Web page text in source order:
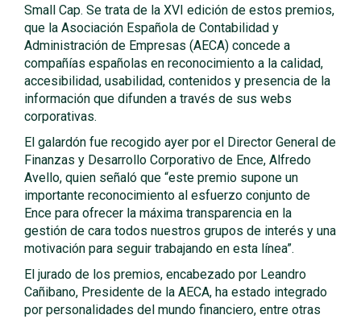
Small Cap. Se trata de la XVI edición de estos premios,
que la Asociación Española de Contabilidad y
Administración de Empresas (AECA) concede a
compañías españolas en reconocimiento a la calidad,
accesibilidad, usabilidad, contenidos y presencia de la
información que difunden a través de sus webs
corporativas.
El galardón fue recogido ayer por el Director General de
Finanzas y Desarrollo Corporativo de Ence, Alfredo
Avello, quien señaló que “este premio supone un
importante reconocimiento al esfuerzo conjunto de
Ence para ofrecer la máxima transparencia en la
gestión de cara todos nuestros grupos de interés y una
motivación para seguir trabajando en esta línea”.
El jurado de los premios, encabezado por Leandro
Cañibano, Presidente de la AECA, ha estado integrado
por personalidades del mundo financiero, entre otras